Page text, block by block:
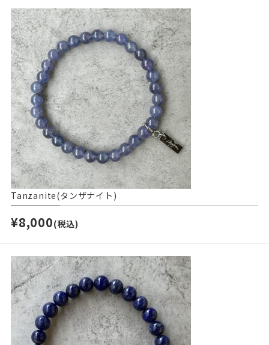
Tanzanite(タンザナイト)
¥8,000(税込)